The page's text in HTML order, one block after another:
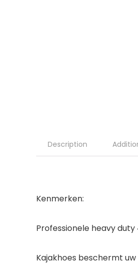
Description
Kenmerken:
Professionele heavy
Kajakhoes beschermt